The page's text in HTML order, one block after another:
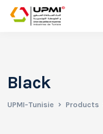
Black
UPMI-Tunisie Products